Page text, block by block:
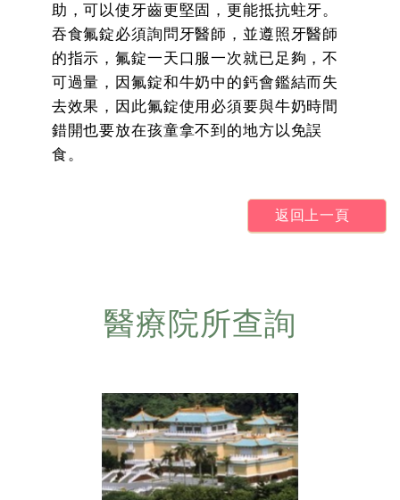
助，可以使牙齒更堅固，更能抵抗蛀牙。
吞食氟錠必須詢問牙醫師，並遵照牙醫師
的指示，氟錠一天口服一次就已足夠，不
可過量，因氟錠和牛奶中的鈣會鑑結而失
去效果，因此氟錠使用必須要與牛奶時間
錯開也要放在孩童拿不到的地方以免誤
食。
返回上一頁
醫療院所查詢